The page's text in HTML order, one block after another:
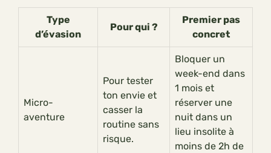
Type
d’évasion
Pour qui ?
Premier pas
concret
Micro-
aventure
Pour tester
ton envie et
casser la
routine sans
risque.
Bloquer un
week-end dans
1 mois et
réserver une
nuit dans un
lieu insolite à
moins de 2h de